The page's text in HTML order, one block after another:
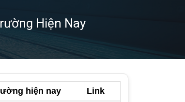
Hiện Nay
hiện nay
Link